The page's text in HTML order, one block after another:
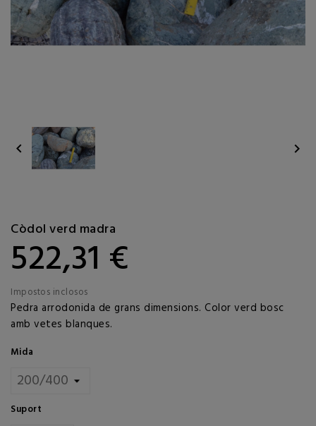
 
Còdol verd madra
522,31 €
Impostos inclosos
Pedra arrodonida de grans dimensions. Color verd bosc
amb vetes blanques.
Mida
Suport